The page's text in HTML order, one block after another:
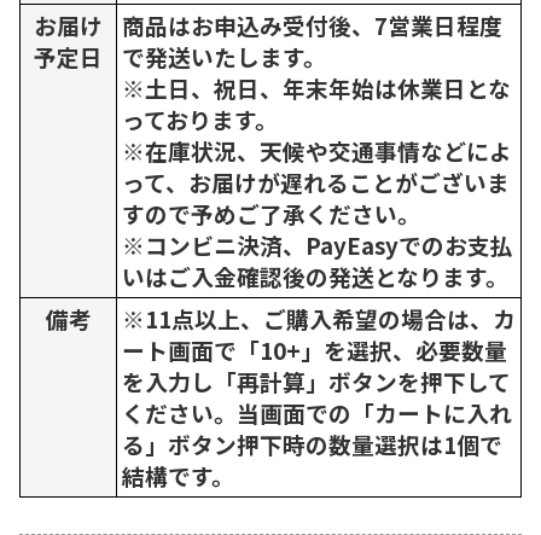
お届け
予定日
商品はお申込み受付後、7営業日程度
で発送いたします。
※土日、祝日、年末年始は休業日とな
っております。
※在庫状況、天候や交通事情などによ
って、お届けが遅れることがございま
すので予めご了承ください。
※コンビニ決済、PayEasyでのお支払
いはご入金確認後の発送となります。
備考
※11点以上、ご購入希望の場合は、カ
ート画面で「10+」を選択、必要数量
を入力し「再計算」ボタンを押下して
ください。当画面での「カートに入れ
る」ボタン押下時の数量選択は1個で
結構です。